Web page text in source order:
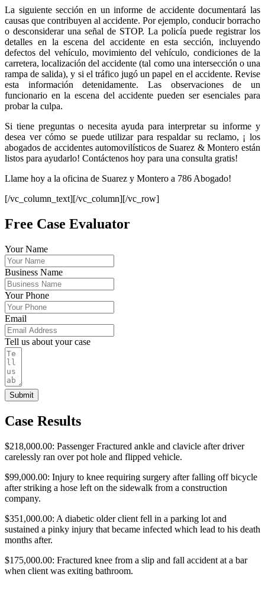
La siguiente sección en un informe de accidente documentará las
causas que contribuyen al accidente. Por ejemplo, conducir borracho
o desconsiderar una señal de STOP. La policía puede registrar los
detalles en la escena del accidente en esta sección, incluyendo
defectos del vehículo, movimiento del vehículo, condiciones de la
carretera, localización del accidente (tal como una intersección o una
rampa de salida), y si el tráfico jugó un papel en el accidente. Revise
esta información detenidamente. Las observaciones de un
funcionario en la escena del accidente pueden ser esenciales para
probar la culpa.
Si tiene preguntas o necesita ayuda para interpretar su informe y
desea ver cómo se puede utilizar para respaldar su reclamo, ¡ los
abogados de accidentes automovilísticos de Suarez & Montero están
listos para ayudarlo! Contáctenos hoy para una consulta gratis!
Llame hoy a la oficina de Suarez y Montero a 786 Abogado!
[/vc_column_text][/vc_column][/vc_row]
Free Case Evaluator
Your Name
Business Name
Your Phone
Email
Tell us about your case
Submit
Case Results
$218,000.00: Passenger Fractured ankle and clavicle after driver
carelessly ran over pot hole and flipped vehicle.
$99,000.00: Injury to knee requiring surgery after falling off bicycle
after striking a hose left on the sidewalk from a construction
company.
$351,000.00: A diabetic older client fell in a parking lot and
sustained a pinky injury that became infected which lead to his death
months after.
$175,000.00: Fractured knee from a slip and fall accident at a bar
when client was exiting bathroom.